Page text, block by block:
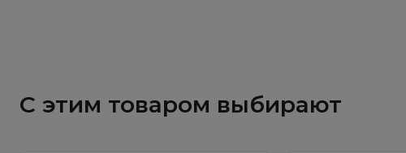
С этим товаром выбирают